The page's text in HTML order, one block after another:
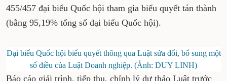
455/457 đại biểu Quốc hội tham gia biểu quyết tán thành
(bằng 95,19% tổng số đại biểu Quốc hội).
Đại biểu Quốc hội biểu quyết thông qua Luật sửa đổi, bổ sung một
số điều của Luật Doanh nghiệp. (Ảnh: DUY LINH)
Báo cáo giải trình, tiếp thu, chỉnh lý dự thảo Luật trước